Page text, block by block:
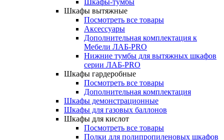
Шкафы-тумбы
Шкафы вытяжные
Посмотреть все товары
Аксессуары
Дополнительная комплектация к
Мебели ЛАБ-PRO
Нижние тумбы для вытяжных шкафов
серии ЛАБ-PRO
Шкафы гардеробные
Посмотреть все товары
Дополнительная комплектация
Шкафы демонстрационные
Шкафы для газовых баллонов
Шкафы для кислот
Посмотреть все товары
Полки для полипропиленовых шкафов